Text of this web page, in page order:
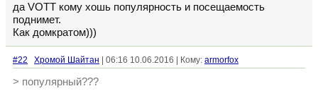
да VOTT кому хошь популярность и посещаемость
поднимет.
Как домкратом)))
#22 Хромой Шайтан | 06:16 10.06.2016 | Кому: armorfox
> популярный???